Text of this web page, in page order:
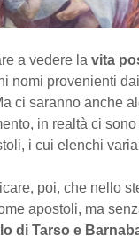
a vedere la vita
nomi provenienti
ci saranno anche
in realtà ci
i cui elenchi
poi, che nello
apostoli, ma
di Tarso e